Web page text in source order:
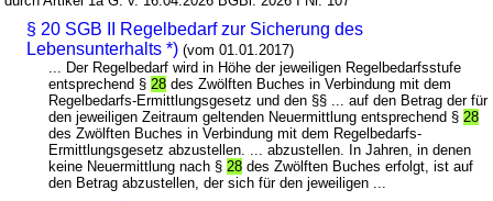
§ 20 SGB II Regelbedarf zur Sicherung des
Lebensunterhalts *) (vom 01.01.2017)
... Der Regelbedarf wird in Höhe der jeweiligen Regelbedarfsstufe
entsprechend §28 des Zwölften Buches in Verbindung mit dem
Regelbedarfs-Ermittlungsgesetz und den §§ ... auf den Betrag der für
den jeweiligen Zeitraum geltenden Neuermittlung entsprechend §28
des Zwölften Buches in Verbindung mit dem Regelbedarfs-
Ermittlungsgesetz abzustellen. ... abzustellen. In Jahren, in denen
keine Neuermittlung nach §28 des Zwölften Buches erfolgt, ist auf
den Betrag abzustellen, der sich für den jeweiligen ...